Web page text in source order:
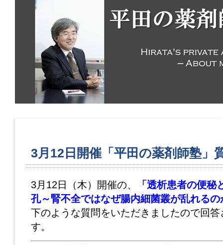
3月12日開催「平田の薬剤師塾」
3月12日（木）開催の、
「透析患者の便秘
孔～腎不全ではなぜ腸内細菌叢が乱れるの
下のような質問をいただきましたので回
す。